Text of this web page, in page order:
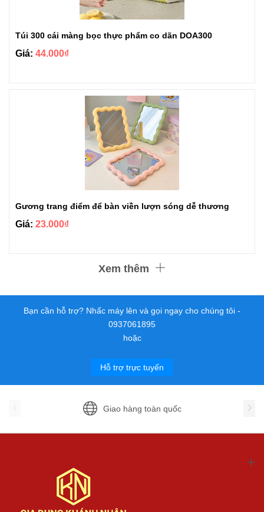
Túi 300 cái màng bọc thực phẩm co dãn DOA300
Giá: 44.000₫
Gương trang điểm để bàn viền lượn sóng dễ thương
Giá: 23.000₫
Xem thêm
Bạn cần hỗ trợ? Nhấc máy lên và gọi ngay cho chúng tôi -
0937061895
hoặc
Hỗ trợ trực tuyến
Giao hàng toàn quốc